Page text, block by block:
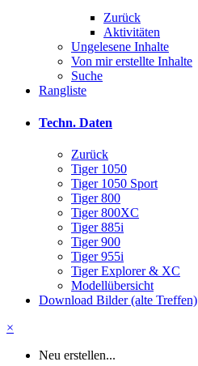
Zurück
Aktivitäten
Ungelesene Inhalte
Von mir erstellte Inhalte
Suche
Rangliste
Techn. Daten
Zurück
Tiger 1050
Tiger 1050 Sport
Tiger 800
Tiger 800XC
Tiger 885i
Tiger 900
Tiger 955i
Tiger Explorer & XC
Modellübersicht
Download Bilder (alte Treffen)
×
Neu erstellen...